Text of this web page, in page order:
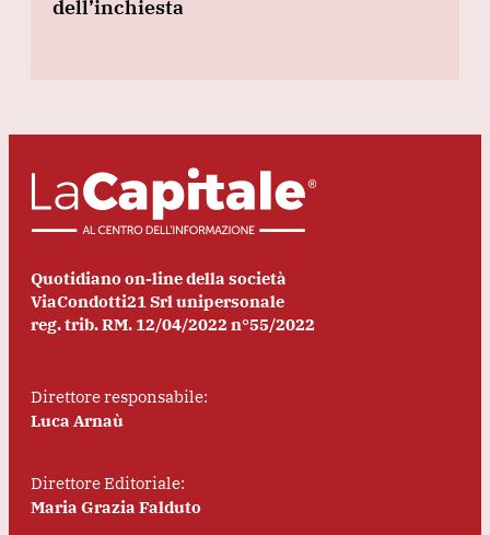
dell’inchiesta
Quotidiano on-line della società
ViaCondotti21 Srl unipersonale
reg. trib. RM. 12/04/2022 n°55/2022
Direttore responsabile:
Luca Arnaù
Direttore Editoriale:
Maria Grazia Falduto